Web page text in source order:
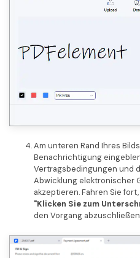
Am unteren Rand Ihres
Benachrichtigung
Vertragsbedingungen und
Abwicklung elektronischer
akzeptieren. Fahren Sie
"Klicken Sie zum
den Vorgang